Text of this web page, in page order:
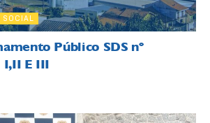
SOCIAL
Público SDS nº
I,II E III